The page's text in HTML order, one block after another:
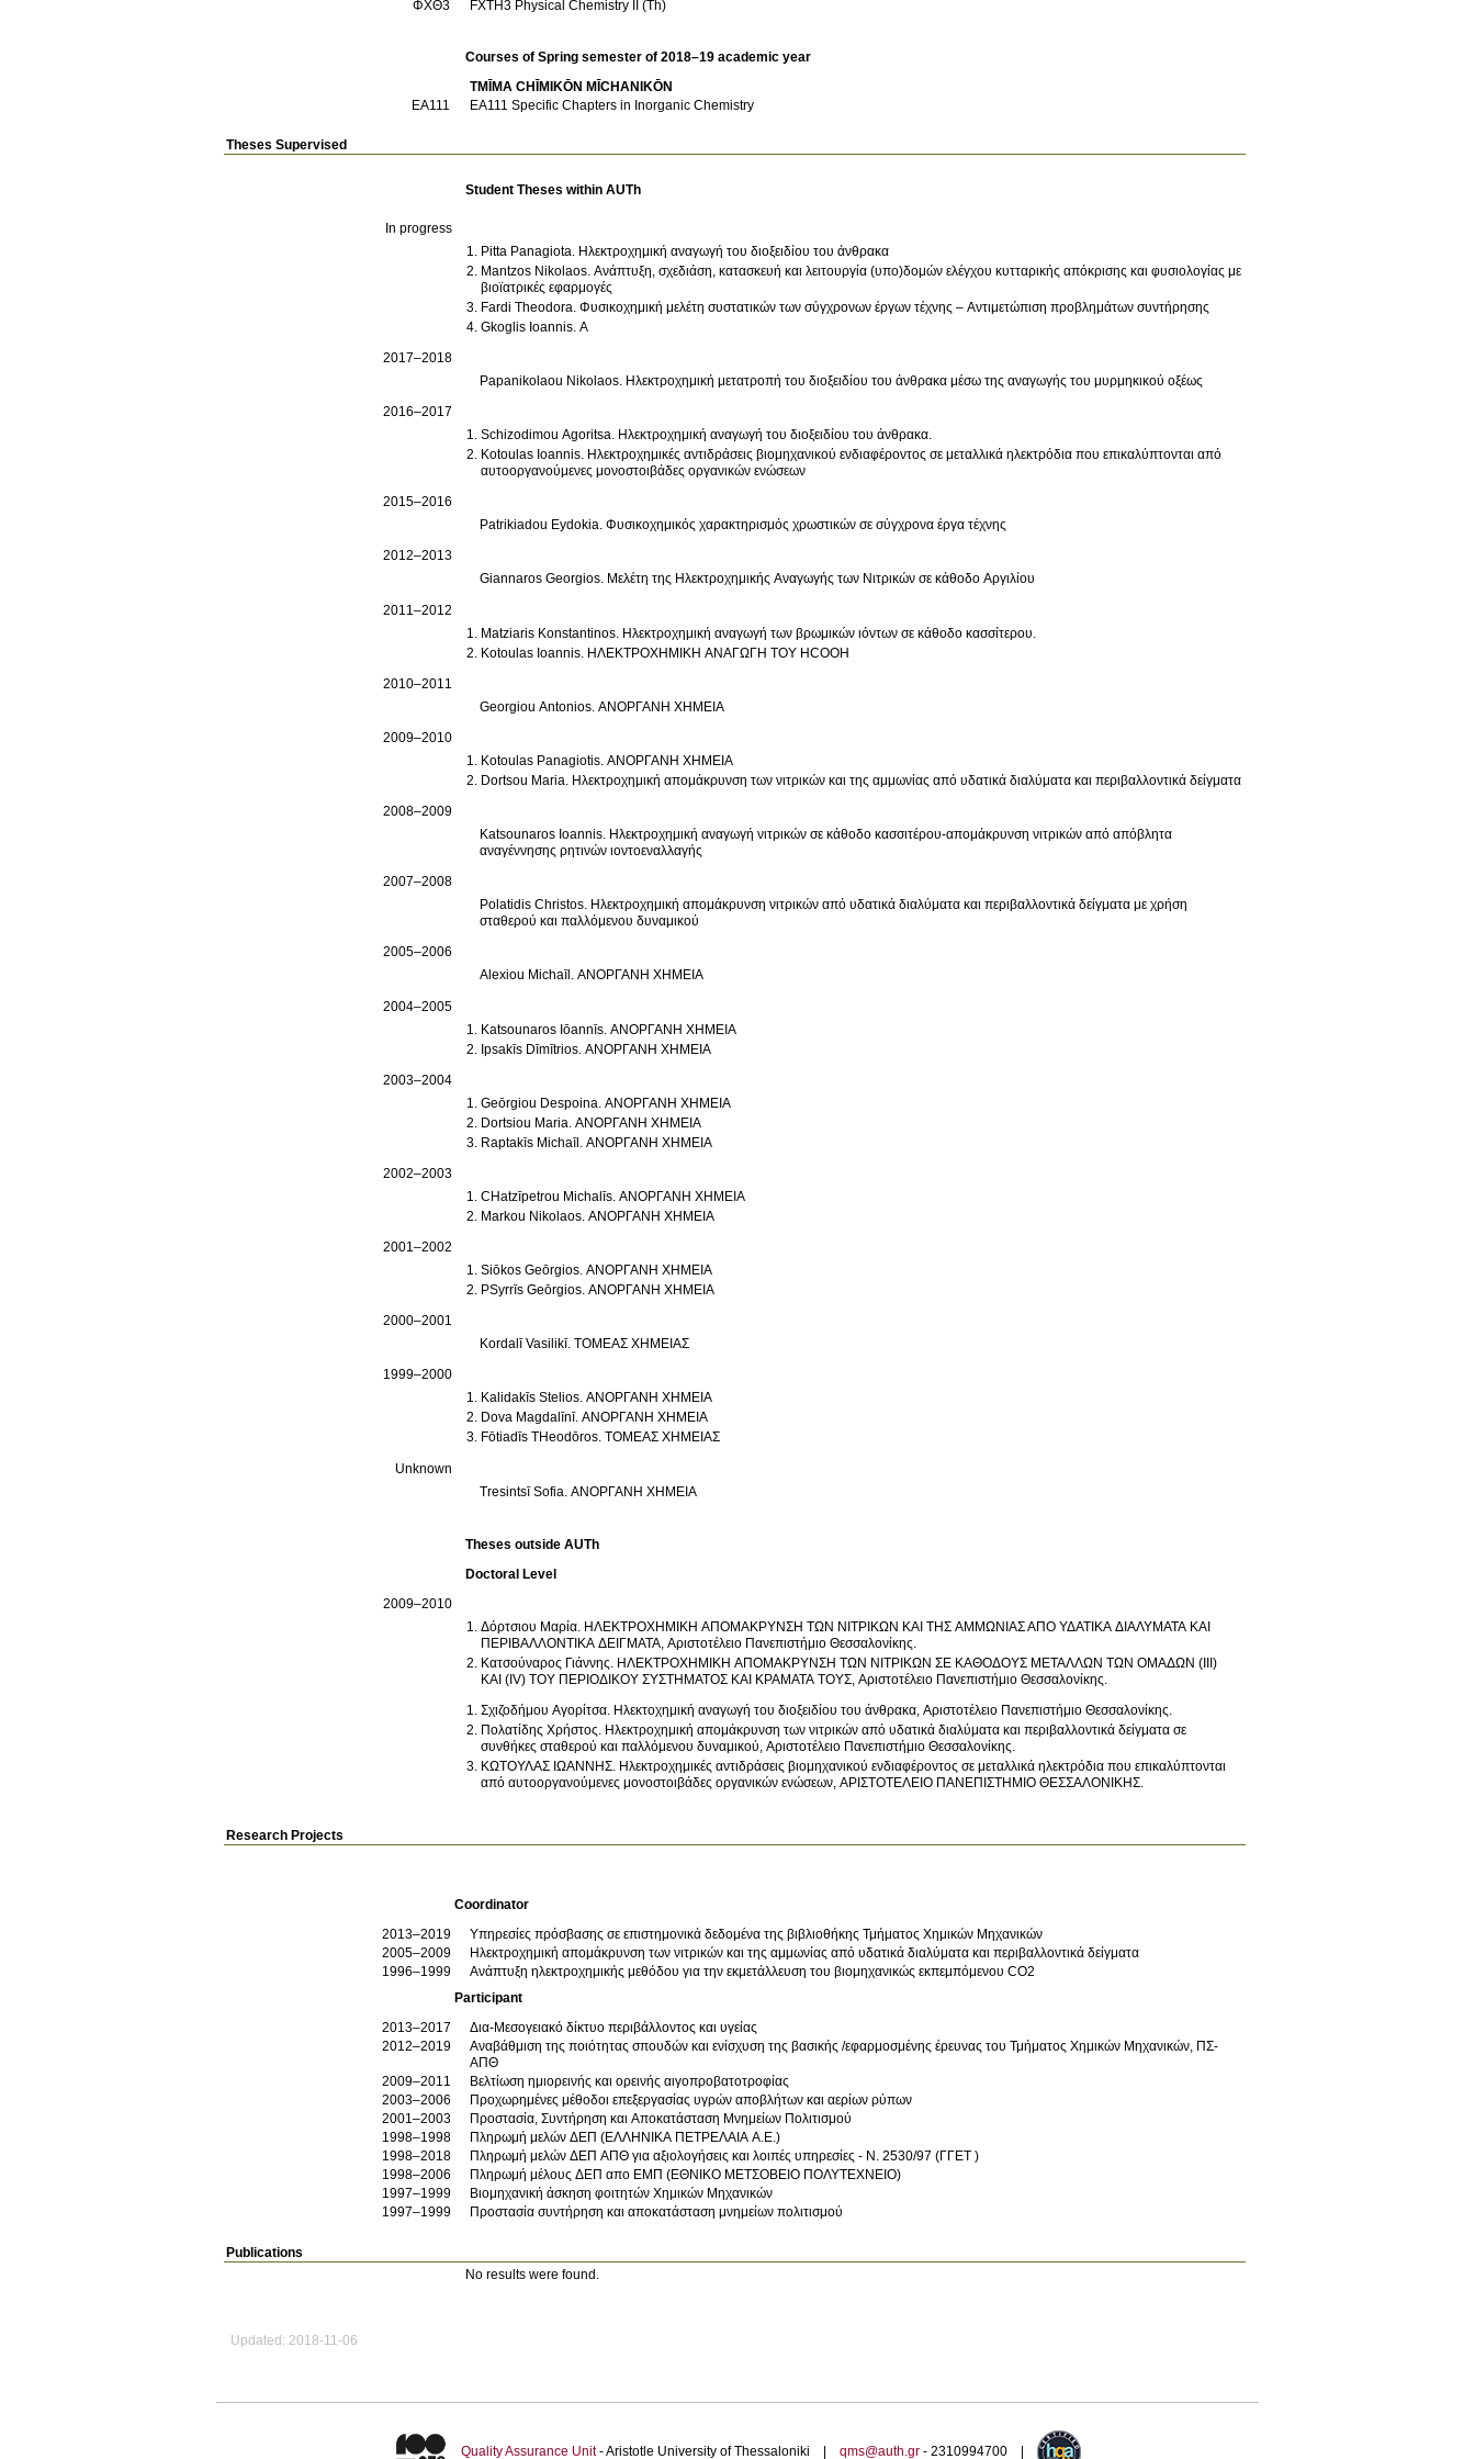
ΦΧΘ3
FXTH3 Physical Chemistry II (Th)
Courses of Spring semester of 2018–19 academic year
TMĪMA CΗĪMIKŌN MĪCΗANIKŌN
ΕΑ111
EA111 Specific Chapters in Inorganic Chemistry
Theses Supervised
Student Theses within AUTh
In progress
Pitta Panagiota. Ηλεκτροχημική αναγωγή του διοξειδίου του άνθρακα
Mantzos Nikolaos. Ανάπτυξη, σχεδιάση, κατασκευή και λειτουργία (υπο)δομών ελέγχου κυτταρικής απόκρισης και φυσιολογίας με
βιοϊατρικές εφαρμογές
Fardi Theodora. Φυσικοχημική μελέτη συστατικών των σύγχρονων έργων τέχνης – Αντιμετώπιση προβλημάτων συντήρησης
Gkoglis Ioannis. Α
2017–2018
Papanikolaou Nikolaos. Ηλεκτροχημική μετατροπή του διοξειδίου του άνθρακα μέσω της αναγωγής του μυρμηκικού οξέως
2016–2017
Schizodimou Agoritsa. Ηλεκτροχημική αναγωγή του διοξειδίου του άνθρακα.
Kotoulas Ioannis. Ηλεκτροχημικές αντιδράσεις βιομηχανικού ενδιαφέροντος σε μεταλλικά ηλεκτρόδια που επικαλύπτονται από
αυτοοργανούμενες μονοστοιβάδες οργανικών ενώσεων
2015–2016
Patrikiadou Eydokia. Φυσικοχημικός χαρακτηρισμός χρωστικών σε σύγχρονα έργα τέχνης
2012–2013
Giannaros Georgios. Μελέτη της Ηλεκτροχημικής Αναγωγής των Νιτρικών σε κάθοδο Αργιλίου
2011–2012
Matziaris Konstantinos. Ηλεκτροχημική αναγωγή των βρωμικών ιόντων σε κάθοδο κασσίτερου.
Kotoulas Ioannis. ΗΛΕΚΤΡΟΧΗΜΙΚΗ ΑΝΑΓΩΓΗ ΤΟΥ HCOOH
2010–2011
Georgiou Antonios. ΑΝΟΡΓΑΝΗ ΧΗΜΕΙΑ
2009–2010
Kotoulas Panagiotis. ΑΝΟΡΓΑΝΗ ΧΗΜΕΙΑ
Dortsou Maria. Ηλεκτροχημική απομάκρυνση των νιτρικών και της αμμωνίας από υδατικά διαλύματα και περιβαλλοντικά δείγματα
2008–2009
Katsounaros Ioannis. Ηλεκτροχημική αναγωγή νιτρικών σε κάθοδο κασσιτέρου-απομάκρυνση νιτρικών από απόβλητα
αναγέννησης ρητινών ιοντοεναλλαγής
2007–2008
Polatidis Christos. Ηλεκτροχημική απομάκρυνση νιτρικών από υδατικά διαλύματα και περιβαλλοντικά δείγματα με χρήση
σταθερού και παλλόμενου δυναμικού
2005–2006
Alexiou Michaīl. ΑΝΟΡΓΑΝΗ ΧΗΜΕΙΑ
2004–2005
Katsounaros Iōannīs. ΑΝΟΡΓΑΝΗ ΧΗΜΕΙΑ
Ipsakīs Dīmītrios. ΑΝΟΡΓΑΝΗ ΧΗΜΕΙΑ
2003–2004
Geōrgiou Despoina. ΑΝΟΡΓΑΝΗ ΧΗΜΕΙΑ
Dortsiou Maria. ΑΝΟΡΓΑΝΗ ΧΗΜΕΙΑ
Raptakīs Michaīl. ΑΝΟΡΓΑΝΗ ΧΗΜΕΙΑ
2002–2003
CΗatzīpetrou Michalīs. ΑΝΟΡΓΑΝΗ ΧΗΜΕΙΑ
Markou Nikolaos. ΑΝΟΡΓΑΝΗ ΧΗΜΕΙΑ
2001–2002
Siōkos Geōrgios. ΑΝΟΡΓΑΝΗ ΧΗΜΕΙΑ
PSyrrīs Geōrgios. ΑΝΟΡΓΑΝΗ ΧΗΜΕΙΑ
2000–2001
Kordalī Vasilikī. ΤΟΜΕΑΣ ΧΗΜΕΙΑΣ
1999–2000
Kalidakīs Stelios. ΑΝΟΡΓΑΝΗ ΧΗΜΕΙΑ
Dova Magdalīnī. ΑΝΟΡΓΑΝΗ ΧΗΜΕΙΑ
Fōtiadīs THeodōros. ΤΟΜΕΑΣ ΧΗΜΕΙΑΣ
Unknown
Tresintsī Sofia. ΑΝΟΡΓΑΝΗ ΧΗΜΕΙΑ
Theses outside AUTh
Doctoral Level
2009–2010
Δόρτσιου Μαρία. ΗΛΕΚΤΡΟΧΗΜΙΚΗ ΑΠΟΜΑΚΡΥΝΣΗ ΤΩΝ ΝΙΤΡΙΚΩΝ ΚΑΙ ΤΗΣ ΑΜΜΩΝΙΑΣ ΑΠΟ ΥΔΑΤΙΚΑ ΔΙΑΛΥΜΑΤΑ ΚΑΙ
ΠΕΡΙΒΑΛΛΟΝΤΙΚΑ ΔΕΙΓΜΑΤΑ, Αριστοτέλειο Πανεπιστήμιο Θεσσαλονίκης.
Κατσούναρος Γιάννης ΗΛΕΚΤΡΟΧΗΜΙΚΗ ΑΠΟΜΑΚΡΥΝΣΗ ΤΩΝ ΝΙΤΡΙΚΩΝ ΣΕ ΚΑΘΟΔΟΥΣ ΜΕΤΑΛΛΩΝ ΤΩΝ ΟΜΑΔΩΝ (ΙΙΙ)
ΚΑΙ (IV) ΤΟΥ ΠΕΡΙΟΔΙΚΟΥ ΣΥΣΤΗΜΑΤΟΣ ΚΑΙ ΚΡΑΜΑΤΑ ΤΟΥΣ, Αριστοτέλειο Πανεπιστήμιο Θεσσαλονίκης
Σχιζοδήμου Αγορίτσα. Ηλεκτοχημική αναγωγή του διoξειδίου του άνθρακα, Αριστοτέλειο Πανεπιστήμιο Θεσσαλονίκης.
Πολατίδης Χρήστος. Ηλεκτροχημική απομάκρυνση των νιτρικών από υδατικά διαλύματα και περιβαλλοντικά δείγματα σε
συνθήκες σταθερού και παλλόμενου δυναμικού, Αριστοτέλειο Πανεπιστήμιο Θεσσαλονίκης.
ΚΩΤΟΥΛΑΣ ΙΩΑΝΝΗΣ. Ηλεκτροχημικές αντιδράσεις βιομηχανικού ενδιαφέροντος σε μεταλλικά ηλεκτρόδια που επικαλύπτονται
από αυτοοργανούμενες μονοστοιβάδες οργανικών ενώσεων, AΡΙΣΤΟΤΕΛΕΙΟ ΠΑΝΕΠΙΣΤΗΜΙΟ ΘΕΣΣΑΛΟΝΙΚΗΣ.
Research Projects
Coordinator
2013–2019
Υπηρεσίες πρόσβασης σε επιστημονικά δεδομένα της βιβλιοθήκης Τμήματος Χημικών Μηχανικών
2005–2009
Ηλεκτροχημική απομάκρυνση των νιτρικών και της αμμωνίας από υδατικά διαλύματα και περιβαλλοντικά δείγματα
1996–1999
Ανάπτυξη ηλεκτροχημικής μεθόδου για την εκμετάλλευση του βιομηχανικώς εκπεμπόμενου CO2
Participant
2013–2017
Δια-Μεσογειακό δίκτυο περιβάλλοντος και υγείας
2012–2019
Αναβάθμιση της ποιότητας σπουδών και ενίσχυση της βασικής /εφαρμοσμένης έρευνας του Τμήματος Χημικών Μηχανικών, ΠΣ-
ΑΠΘ
2009–2011
Βελτίωση ημιορεινής και ορεινής αιγοπροβατοτροφίας
2003–2006
Προχωρημένες μέθοδοι επεξεργασίας υγρών αποβλήτων και αερίων ρύπων
2001–2003
Προστασία, Συντήρηση και Αποκατάσταση Μνημείων Πολιτισμού
1998–1998
Πληρωμή μελών ΔΕΠ (ΕΛΛΗΝΙΚΑ ΠΕΤΡΕΛΑΙΑ Α.Ε.)
1998–2018
Πληρωμή μελών ΔΕΠ ΑΠΘ για αξιολογήσεις και λοιπές υπηρεσίες - Ν. 2530/97 (ΓΓΕΤ )
1998–2006
Πληρωμή μέλους ΔΕΠ απο ΕΜΠ (ΕΘΝΙΚΟ ΜΕΤΣΟΒΕΙΟ ΠΟΛΥΤΕΧΝΕΙΟ)
1997–1999
Βιομηχανική άσκηση φοιτητών Χημικών Μηχανικών
1997–1999
Προστασία συντήρηση και αποκατάσταση μνημείων πολιτισμού
Publications
No results were found.
Updated: 2018-11-06
Quality Assurance Unit- Aristotle University of Thessaloniki | qms@auth.gr- 2310994700 |